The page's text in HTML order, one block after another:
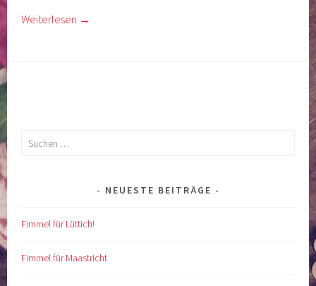
Weiterlesen →
Suchen
NEUESTE BEITRÄGE
Fimmel für Lüttich!
Fimmel für Maastricht